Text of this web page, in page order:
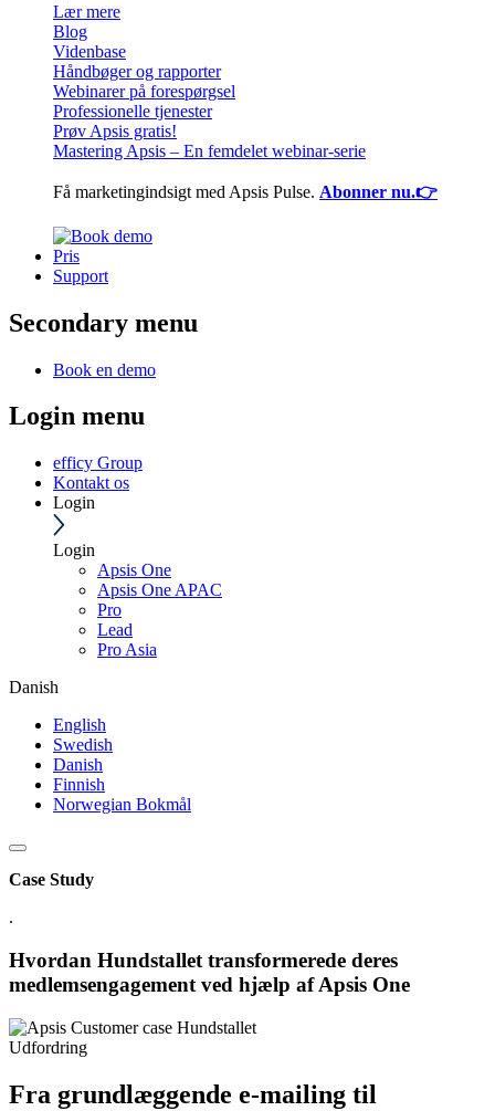
Lær mere
Blog
Videnbase
Håndbøger og rapporter
Webinarer på forespørgsel
Professionelle tjenester
Prøv Apsis gratis!
Mastering Apsis – En femdelet webinar-serie
Få marketingindsigt med Apsis Pulse. Abonner nu.👉
Pris
Support
Secondary menu
Book en demo
Login menu
efficy Group
Kontakt os
Login
Login
Apsis One
Apsis One APAC
Pro
Lead
Pro Asia
Danish
English
Swedish
Danish
Finnish
Norwegian Bokmål
Case Study
.
Hvordan Hundstallet transformerede deres
medlemsengagement ved hjælp af Apsis One
Udfordring
Fra grundlæggende e-mailing til